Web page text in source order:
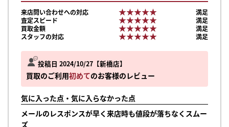
投稿日 2024/10/27 新橋店
買取のご利用初めてのお客様のレビュー
気に入った点・気に入らなかった点
メールのレスポンスが早く来店時も値段が落ちなくスムー
ズ
来店問い合わせへの対応 ★★★★★
★★★★★
満足
査定スピード
★★★★★
★★★★★
満足
買取金額
★★★★★
★★★★★
満足
スタッフの対応
★★★★★
★★★★★ 満足